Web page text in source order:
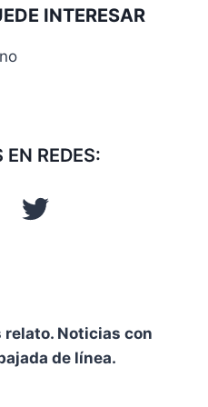
INTERESAR
EN REDES:
relato. Noticias con
de línea.